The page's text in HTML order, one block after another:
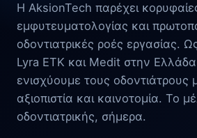
Η AksionTech παρέχει
εμφυτευματολογίας και
οδοντιατρικές ροές εργασίας.
Lyra ETK και Medit στην
ενισχύουμε τους οδοντιάτρους
αξιοπιστία και καινοτομία. Το
οδοντιατρικής, σήμερα.